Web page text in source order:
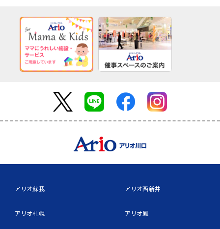
アリオ蘇我
アリオ札幌
アリオ西新井
アリオ鳳